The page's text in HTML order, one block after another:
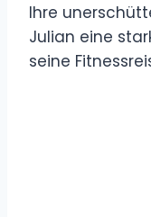
Ihre
Julian eine
seine